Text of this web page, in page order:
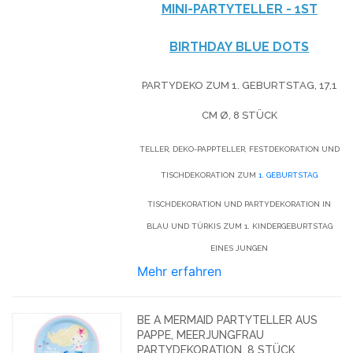
MINI-PARTYTELLER - 1ST
BIRTHDAY BLUE DOTS
PARTYDEKO ZUM 1. GEBURTSTAG, 17,1
CM Ø, 8 STÜCK
TELLER, DEKO-PAPPTELLER, FESTDEKORATION UND
TISCHDEKORATION ZUM1. GEBURTSTAG
TISCHDEKORATION UND PARTYDEKORATION IN
BLAU UND TÜRKIS ZUM 1. KINDERGEBURTSTAG
EINES JUNGEN
Mehr erfahren
BE A MERMAID PARTYTELLER AUS
PAPPE, MEERJUNGFRAU
PARTYDEKORATION, 8 STÜCK